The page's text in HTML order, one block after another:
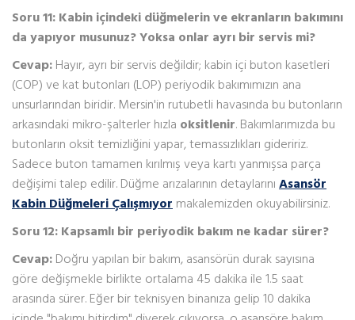
Soru 11: Kabin içindeki düğmelerin ve ekranların bakımını
da yapıyor musunuz? Yoksa onlar ayrı bir servis mi?
Cevap: Hayır, ayrı bir servis değildir; kabin içi buton kasetleri
(COP) ve kat butonları (LOP) periyodik bakımımızın ana
unsurlarından biridir. Mersin'in rutubetli havasında bu butonların
arkasındaki mikro-şalterler hızla oksitlenir. Bakımlarımızda bu
butonların oksit temizliğini yapar, temassızlıkları gideririz.
Sadece buton tamamen kırılmış veya kartı yanmışsa parça
değişimi talep edilir. Düğme arızalarının detaylarını Asansör
Kabin Düğmeleri Çalışmıyor makalemizden okuyabilirsiniz.
Soru 12: Kapsamlı bir periyodik bakım ne kadar sürer?
Cevap: Doğru yapılan bir bakım, asansörün durak sayısına
göre değişmekle birlikte ortalama 45 dakika ile 1.5 saat
arasında sürer. Eğer bir teknisyen binanıza gelip 10 dakika